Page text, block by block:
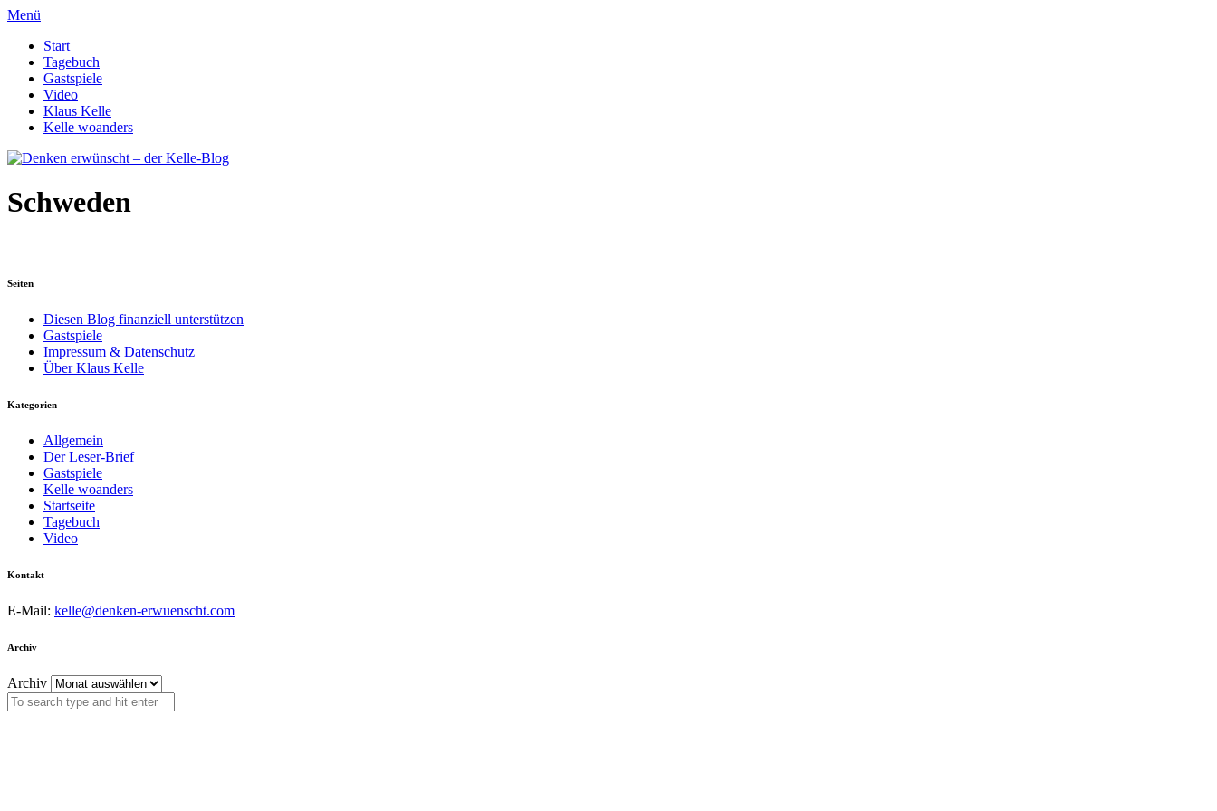
Menü
Start
Tagebuch
Gastspiele
Video
Klaus Kelle
Kelle woanders
Schweden
Seiten
Diesen Blog finanziell unterstützen
Gastspiele
Impressum & Datenschutz
Über Klaus Kelle
Kategorien
Allgemein
Der Leser-Brief
Gastspiele
Kelle woanders
Startseite
Tagebuch
Video
Kontakt
E-Mail: kelle@denken-erwuenscht.com
Archiv
Archiv